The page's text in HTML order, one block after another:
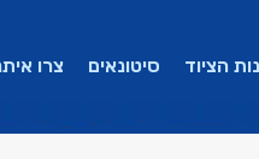
הציוד סיטונאים צרו